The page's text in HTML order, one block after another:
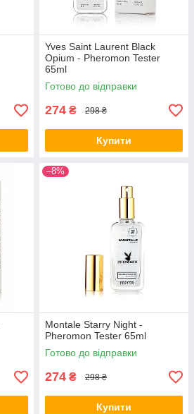
Yves Saint Laurent Black
Opium - Pheromon Tester
65ml
Готово до відправки
274 ₴ 298 ₴
Купити
–8%
Montale Starry Night -
Pheromon Tester 65ml
Готово до відправки
274 ₴ 298 ₴
Купити